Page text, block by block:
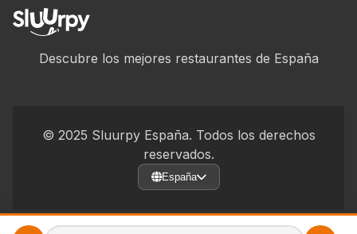
Descubre los mejores restaurantes de España
© 2025 Sluurpy España. Todos los derechos
reservados.
España